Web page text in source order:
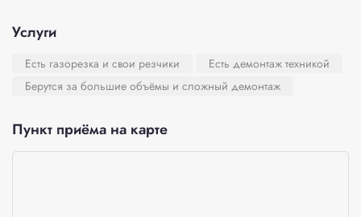
Услуги
Есть газорезка и свои резчики
Есть демонтаж техникой
Берутся за большие объёмы и сложный демонтаж
Пункт приёма на карте